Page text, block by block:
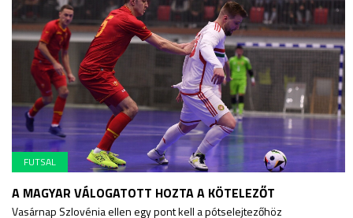
FUTSAL
A MAGYAR VÁLOGATOTT HOZTA A KÖTELEZŐT
Vasárnap Szlovénia ellen egy pont kell a pótselejtezőhöz